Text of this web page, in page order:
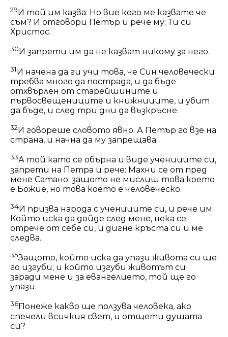
29 И той им казва: Но вие кого ме казвате че
съм? И отговори Петър и рече му: Ти си
Христос.
30 И запрети им да не казват никому за него.
31И начена да ги учи това, че Син человечески
требва много да пострада, и да бъде
отхвърлен от старейшините и
първосвещениците и книжниците, и убит
да бъде, и след три дни да възкръсне.
32 И говореше словото явно. А Петър го взе на
страна, и начна да му запрещава.
33А той като се обърна и виде учениците си,
запрети на Петра и рече: Махни се от пред
мене Сатано; защото не мислиш това което
е Божие, но това което е человеческо.
34И призва народа с учениците си, и рече им:
Който иска да дойде след мене, нека се
отрече от себе си, и дигне кръста си и ме
следва.
35Защото, който иска да упази живота си ще
го изгуби; и който изгуби животът си
заради мене и за евангелието, той ще го
упази.
36Понеже какво ще ползува человека, ако
спечели всичкия свет, и отщети душата
си?